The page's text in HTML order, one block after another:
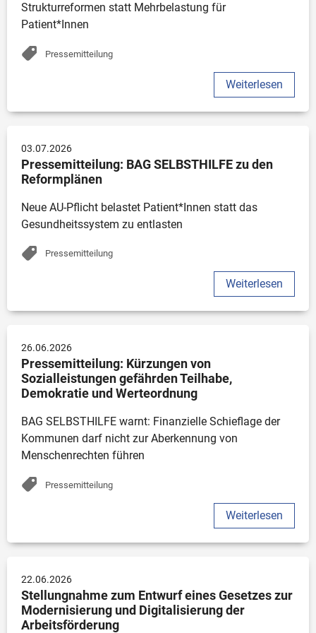
Strukturreformen statt Mehrbelastung für
Patient*Innen
Pressemitteilung
Weiterlesen
03.07.2026
Pressemitteilung: BAG SELBSTHILFE zu den
Reformplänen
Neue AU-Pflicht belastet Patient*Innen statt das
Gesundheitssystem zu entlasten
Pressemitteilung
Weiterlesen
26.06.2026
Pressemitteilung: Kürzungen von
Sozialleistungen gefährden Teilhabe,
Demokratie und Werteordnung
BAG SELBSTHILFE warnt: Finanzielle Schieflage der
Kommunen darf nicht zur Aberkennung von
Menschenrechten führen
Pressemitteilung
Weiterlesen
22.06.2026
Stellungnahme zum Entwurf eines Gesetzes zur
Modernisierung und Digitalisierung der
Arbeitsförderung